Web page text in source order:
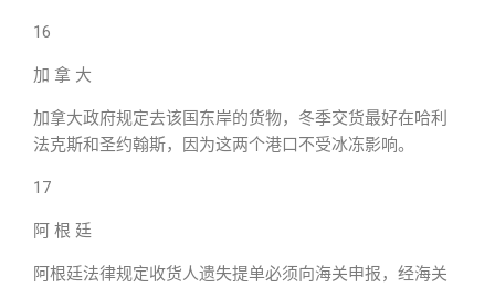
16
加 拿 大
加拿大政府规定去该国东岸的货物，冬季交货最好在哈利
法克斯和圣约翰斯，因为这两个港口不受冰冻影响。
17
阿 根 廷
阿根廷法律规定收货人遗失提单必须向海关申报，经海关